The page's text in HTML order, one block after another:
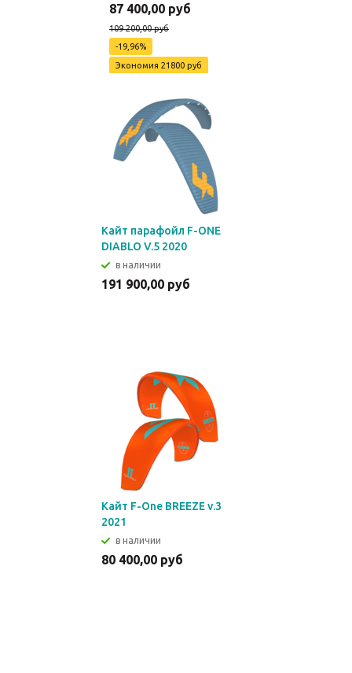
87 400,00 руб
109 200,00 руб
-19,96%
Экономия 21800 руб
Кайт парафойл F-ONE
DIABLO V.5 2020
в наличии
191 900,00 руб
Кайт F-One BREEZE v.3
2021
в наличии
80 400,00 руб